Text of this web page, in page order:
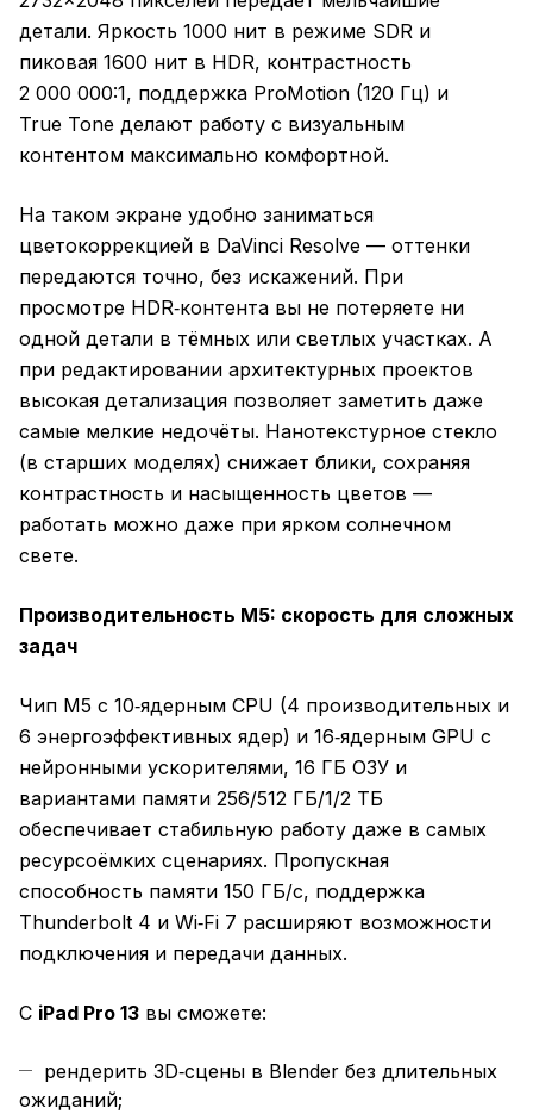
детали. Яркость 1000 нит в режиме SDR и
пиковая 1600 нит в HDR, контрастность
2 000 000:1, поддержка ProMotion (120 Гц) и
True Tone делают работу с визуальным
контентом максимально комфортной.
На таком экране удобно заниматься
цветокоррекцией в DaVinci Resolve — оттенки
передаются точно, без искажений. При
просмотре HDR‑контента вы не потеряете ни
одной детали в тёмных или светлых участках. А
при редактировании архитектурных проектов
высокая детализация позволяет заметить даже
самые мелкие недочёты. Нанотекстурное стекло
(в старших моделях) снижает блики, сохраняя
контрастность и насыщенность цветов —
работать можно даже при ярком солнечном
свете.
Производительность M5: скорость для сложных
задач
Чип M5 с 10‑ядерным CPU (4 производительных и
6 энергоэффективных ядер) и 16‑ядерным GPU с
нейронными ускорителями, 16 ГБ ОЗУ и
вариантами памяти 256/512 ГБ/1/2 ТБ
обеспечивает стабильную работу даже в самых
ресурсоёмких сценариях. Пропускная
способность памяти 150 ГБ/с, поддержка
Thunderbolt 4 и Wi‑Fi 7 расширяют возможности
подключения и передачи данных.
С iPad Pro 13 вы сможете:
рендерить 3D‑сцены в Blender без длительных
ожиданий;